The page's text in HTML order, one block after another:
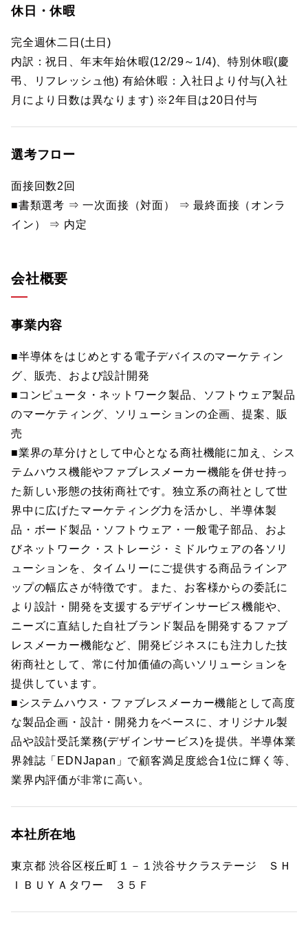
休日・休暇
完全週休二日(土日)
内訳：祝日、年末年始休暇(12/29～1/4)、特別休暇(慶
弔、リフレッシュ他) 有給休暇：入社日より付与(入社
月により日数は異なります) ※2年目は20日付与
選考フロー
面接回数2回
■書類選考 ⇒ 一次面接（対面） ⇒ 最終面接（オンラ
イン） ⇒ 内定
会社概要
事業内容
■半導体をはじめとする電子デバイスのマーケティン
グ、販売、および設計開発
■コンピュータ・ネットワーク製品、ソフトウェア製品
のマーケティング、ソリューションの企画、提案、販
売
■業界の草分けとして中心となる商社機能に加え、シス
テムハウス機能やファブレスメーカー機能を併せ持っ
た新しい形態の技術商社です。独立系の商社として世
界中に広げたマーケティング力を活かし、半導体製
品・ボード製品・ソフトウェア・一般電子部品、およ
びネットワーク・ストレージ・ミドルウェアの各ソリ
ューションを、タイムリーにご提供する商品ラインア
ップの幅広さが特徴です。また、お客様からの委託に
より設計・開発を支援するデザインサービス機能や、
ニーズに直結した自社ブランド製品を開発するファブ
レスメーカー機能など、開発ビジネスにも注力した技
術商社として、常に付加価値の高いソリューションを
提供しています。
■システムハウス・ファブレスメーカー機能として高度
な製品企画・設計・開発力をベースに、オリジナル製
品や設計受託業務(デザインサービス)を提供。半導体業
界雑誌「EDNJapan」で顧客満足度総合1位に輝く等、
業界内評価が非常に高い。
本社所在地
東京都 渋谷区桜丘町１－１渋谷サクラステージ ＳＨ
ＩＢＵＹＡタワー ３５Ｆ